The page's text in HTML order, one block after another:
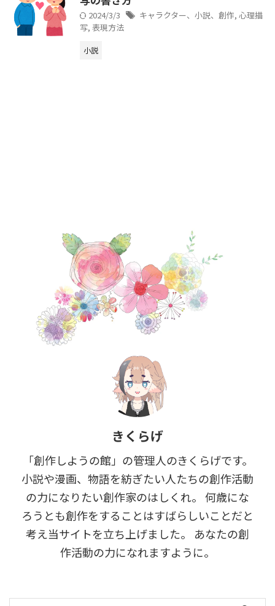
2024/3/3 キャラクター、小説、創作, 心理描
写, 表現方法
小説
きくらげ
「創作しようの館」の管理人のきくらげです。
小説や漫画、物語を紡ぎたい人たちの創作活動
の力になりたい創作家のはしくれ。 何歳にな
ろうとも創作をすることはすばらしいことだと
考え当サイトを立ち上げました。 あなたの創
作活動の力になれますように。